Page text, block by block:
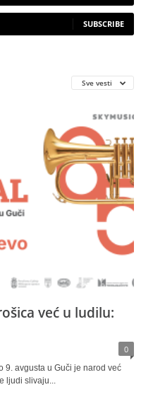
SUBSCRIBE
Sve vesti
već u ludilu:
0
9. avgusta u Guči je narod već
ljudi slivaju...